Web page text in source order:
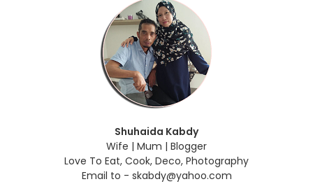
Shuhaida Kabdy
Wife | Mum | Blogger
Love To Eat, Cook, Deco, Photography
Email to - skabdy@yahoo.com